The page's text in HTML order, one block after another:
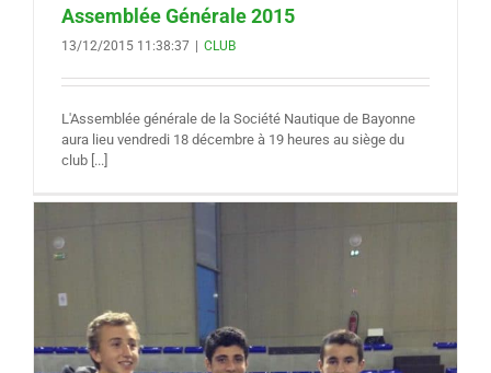
Assemblée Générale 2015
13/12/2015 11:38:37 CLUB
L'Assemblée générale de la Société Nautique de Bayonne
aura lieu vendredi 18 décembre à 19 heures au siège du
club [...]